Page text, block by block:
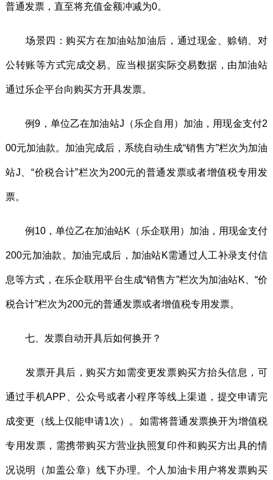
普通发票，直至将充值金额冲减为0。
场景四：购买方在加油站加油后，通过现金、赊销、对
公转账等方式完成交易。应当根据实际交易数据，由加油站
通过乐企平台向购买方开具发票。
例9，单位乙在加油站J（乐企自用）加油，用现金支付2
00元加油款。加油完成后，系统自动生成“销售方”栏次为加油
站J、“价税合计”栏次为200元的普通发票或者增值税专用发
票。
例10，单位乙在加油站K（乐企联用）加油，用现金支付
200元加油款。加油完成后，加油站K需通过人工补录支付信
息等方式，在乐企联用平台生成“销售方”栏次为加油站K、“价
税合计”栏次为200元的普通发票或者增值税专用发票。
七、发票自动开具后如何换开？
发票开具后，购买方如需变更发票购买方抬头信息，可
通过手机APP、公众号或者小程序等线上渠道，提交申请完
成变更（线上仅能申请1次）。如需将普通发票换开为增值税
专用发票，需携带购买方营业执照复印件和购买方出具的情
况说明（加盖公章）线下办理。个人加油卡用户将发票购买